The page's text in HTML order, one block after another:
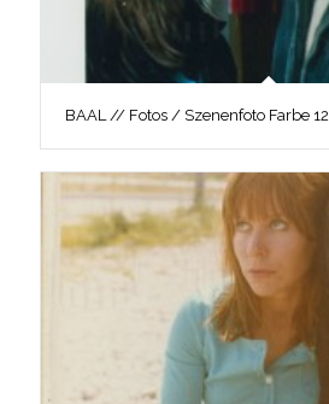
BAAL // Fotos / Szenenfoto Farbe 12